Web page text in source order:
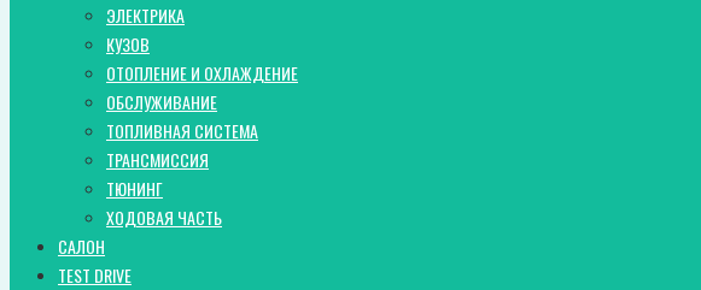
ЭЛЕКТРИКА
КУЗОВ
ОТОПЛЕНИЕ И ОХЛАЖДЕНИЕ
ОБСЛУЖИВАНИЕ
ТОПЛИВНАЯ СИСТЕМА
ТРАНСМИССИЯ
ТЮНИНГ
ХОДОВАЯ ЧАСТЬ
САЛОН
TEST DRIVE